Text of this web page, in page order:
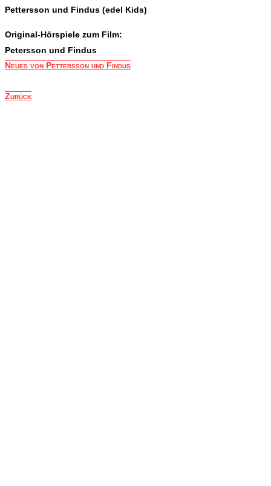
Pettersson und Findus (edel Kids)
Original-Hörspiele zum Film:
Petersson und Findus
Neues von Pettersson und Findus
Zurück